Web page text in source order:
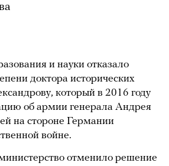
и науки отказало
доктора исторических
который в 2016 году
об армии генерала Андрея
на стороне Германии
войне.
отменило решение